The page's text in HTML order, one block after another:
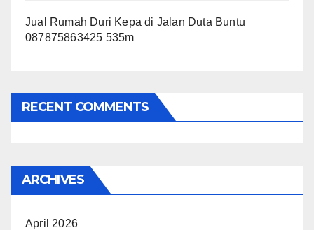
Jual Rumah Duri Kepa di Jalan Duta Buntu
087875863425 535m
RECENT COMMENTS
ARCHIVES
April 2026